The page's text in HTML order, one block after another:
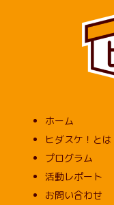
ホーム
ヒダスケ！とは
プログラム
活動レポート
お問い合わせ